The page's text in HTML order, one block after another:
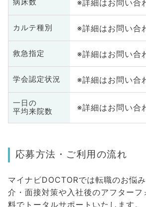
病床数 ※詳細はお問い合
カルテ種別 ※詳細はお問い合
救急指定 ※詳細はお問い合
学会認定状況 ※詳細はお問い合
一日の
平均来院数
※詳細はお問い合
応募方法・ご利用の流れ
マイナビDOCTORでは転職のお悩
介・面接対策や入社後のアフターフ
料でトータルサポートいたします。